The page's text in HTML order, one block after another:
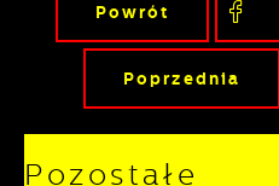
Powrót
Poprzednia
Pozostałe